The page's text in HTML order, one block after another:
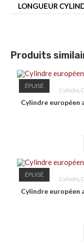
LONGUEUR
Produits
ÉPUISÉ
Cylindre,
Cylindre européen
ÉPUISÉ
Cylindre,
Cylindre européen